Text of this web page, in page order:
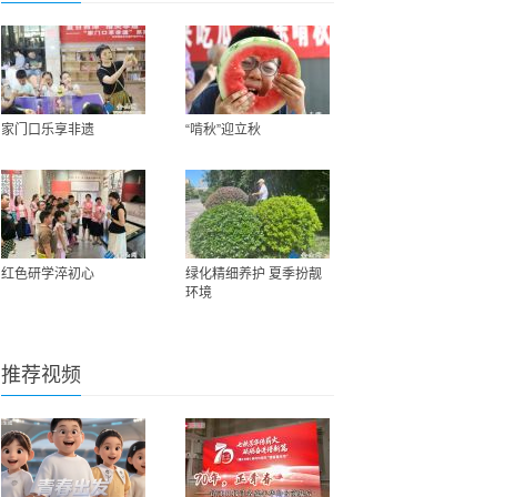
家门口乐享非遗 “啃秋”迎立秋
红色研学淬初心
绿化精细养护 夏季扮靓
环境
推荐视频